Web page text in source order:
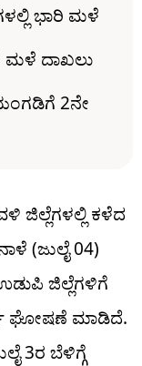
ಭಾರಿ ಮಳೆ
ಮಳೆ ದಾಖಲು
2ನೇ
ಜಿಲ್ಲೆಗಳಲ್ಲಿ ಕಳೆದ
(ಜುಲೈ 04)
ಜಿಲ್ಲೆಗಳಿಗೆ
ಘೋಷಣೆ ಮಾಡಿದೆ.
3ರ ಬೆಳಿಗ್ಗೆ